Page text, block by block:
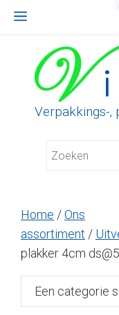
Verpakkings-,
Menu
Home /Ons
assortiment /
plakker 4cm
Een
categorie